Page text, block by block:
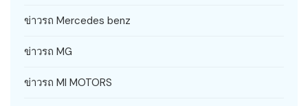
ข่าวรถ Mercedes benz
ข่าวรถ MG
ข่าวรถ MI MOTORS